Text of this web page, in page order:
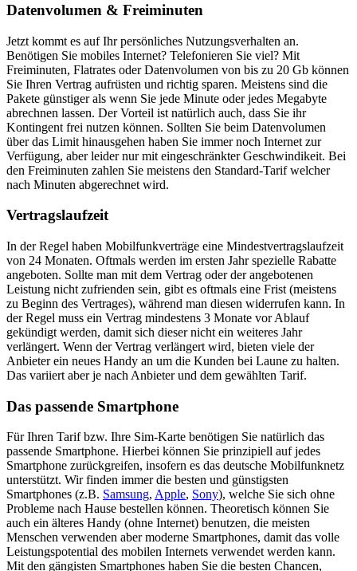
Datenvolumen & Freiminuten
Jetzt kommt es auf Ihr persönliches Nutzungsverhalten an.
Benötigen Sie mobiles Internet? Telefonieren Sie viel? Mit
Freiminuten, Flatrates oder Datenvolumen von bis zu 20 Gb können
Sie Ihren Vertrag aufrüsten und richtig sparen. Meistens sind die
Pakete günstiger als wenn Sie jede Minute oder jedes Megabyte
abrechnen lassen. Der Vorteil ist natürlich auch, dass Sie ihr
Kontingent frei nutzen können. Sollten Sie beim Datenvolumen
über das Limit hinausgehen haben Sie immer noch Internet zur
Verfügung, aber leider nur mit eingeschränkter Geschwindikeit. Bei
den Freiminuten zahlen Sie meistens den Standard-Tarif welcher
nach Minuten abgerechnet wird.
Vertragslaufzeit
In der Regel haben Mobilfunkverträge eine Mindestvertragslaufzeit
von 24 Monaten. Oftmals werden im ersten Jahr spezielle Rabatte
angeboten. Sollte man mit dem Vertrag oder der angebotenen
Leistung nicht zufrienden sein, gibt es oftmals eine Frist (meistens
zu Beginn des Vertrages), während man diesen widerrufen kann. In
der Regel muss ein Vertrag mindestens 3 Monate vor Ablauf
gekündigt werden, damit sich dieser nicht ein weiteres Jahr
verlängert. Wenn der Vertrag verlängert wird, bieten viele der
Anbieter ein neues Handy an um die Kunden bei Laune zu halten.
Das variiert aber je nach Anbieter und dem gewählten Tarif.
Das passende Smartphone
Für Ihren Tarif bzw. Ihre Sim-Karte benötigen Sie natürlich das
passende Smartphone. Hierbei können Sie prinzipiell auf jedes
Smartphone zurückgreifen, insofern es das deutsche Mobilfunknetz
unterstützt. Wir finden immer die besten und günstigsten
Smartphones (z.B. Samsung, Apple, Sony), welche Sie sich ohne
Probleme nach Hause bestellen können. Theoretisch können Sie
auch ein älteres Handy (ohne Internet) benutzen, die meisten
Menschen verwenden aber moderne Smartphones, damit das volle
Leistungspotential des mobilen Internets verwendet werden kann.
Mit den gängisten Smartphones haben Sie die besten Chancen,